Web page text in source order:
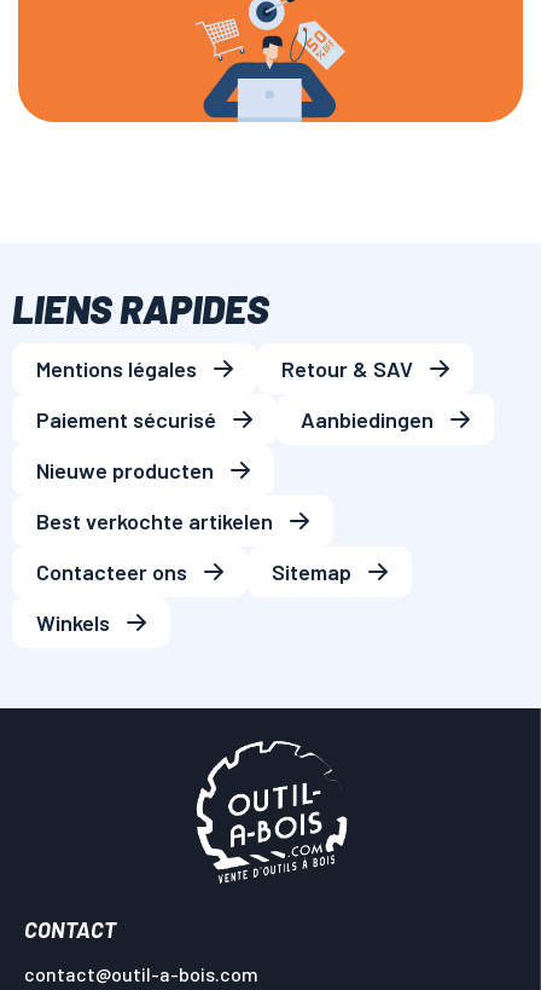
LIENS RAPIDES
Mentions légales
Retour & SAV
Paiement sécurisé
Aanbiedingen
Nieuwe producten
Best verkochte artikelen
Contacteer ons
Sitemap
Winkels
CONTACT
contact@outil-a-bois.com